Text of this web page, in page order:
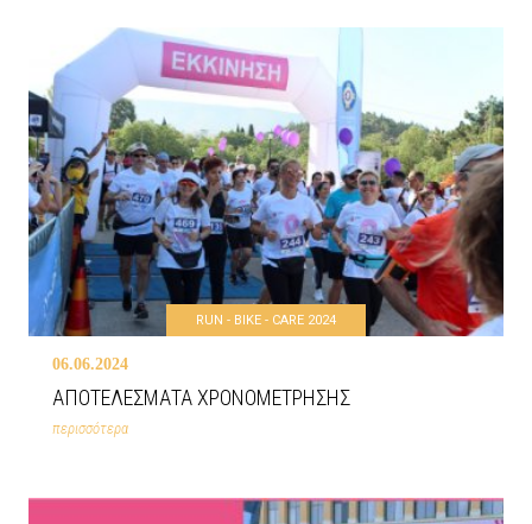
RUN - BIKE - CARE 2024
06.06.2024
ΑΠΟΤΕΛΕΣΜΑΤΑ ΧΡΟΝΟΜΕΤΡΗΣΗΣ
περισσότερα